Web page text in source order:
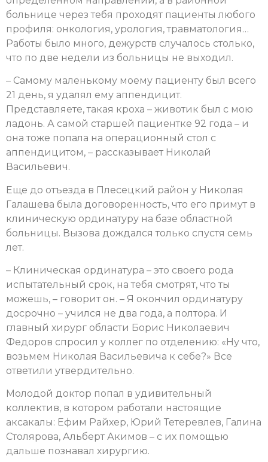
больнице через тебя проходят пациенты любого
профиля: онкология, урология, травматология…
Работы было много, дежурств случалось столько,
что по две недели из больницы не выходил.
– Самому маленькому моему пациенту был всего
21 день, я удалял ему аппендицит.
Представляете, такая кроха – животик был с мою
ладонь. А самой старшей пациентке 92 года – и
она тоже попала на операционный стол с
аппендицитом, – рассказывает Николай
Васильевич.
Еще до отъезда в Плесецкий район у Николая
Галашева была договоренность, что его примут в
клиническую ординатуру на базе областной
больницы. Вызова дождался только спустя семь
лет.
– Клиническая ординатура – это своего рода
испытательный срок, на тебя смотрят, что ты
можешь, – говорит он. – Я окончил ординатуру
досрочно – учился не два года, а полтора. И
главный хирург области Борис Николаевич
Федоров спросил у коллег по отделению: «Ну что,
возьмем Николая Васильевича к себе?» Все
ответили утвердительно.
Молодой доктор попал в удивительный
коллектив, в котором работали настоящие
аксакалы: Ефим Райхер, Юрий Тетеревлев, Галина
Столярова, Альберт Акимов – с их помощью
дальше познавал хирургию.